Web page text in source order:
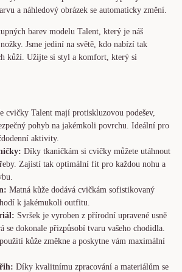
a náhledový obrázek se automaticky změní.
barev modelu Talent, který je náš
Jsme jediní na světě, kdo nabízí tak
kůží. Užijte si styl a komfort, který si
cvičky Talent mají protiskluzovou podešev,
pohyb na jakémkoli povrchu. Ideální pro
aktivity.
Díky tkaničkám si cvičky můžete utáhnout
Zajistí tak optimální fit pro každou nohu a
Matná kůže dodává cvičkám sofistikovaný
k jakémukoli outfitu.
Svršek je vyroben z přírodní upravené usně
se dokonale přizpůsobí tvaru vašeho chodidla.
kůže změkne a poskytne vám maximální
Díky kvalitnímu zpracování a materiálům se